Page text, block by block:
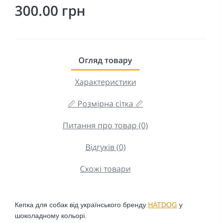
300.00 грн
Огляд товару
Характеристики
📏 Розмірна сітка 📏
Питання про товар (0)
Відгуків (0)
Схожі товари
Кепка для собак від українського бренду HATDOG у
шоколадному кольорі.